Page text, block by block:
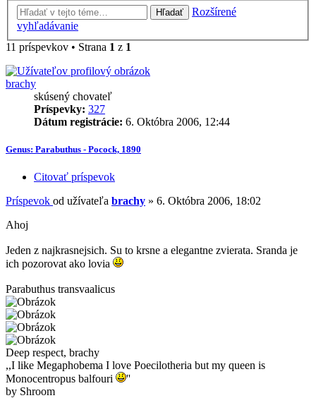
Hľadať
Rozšírené
vyhľadávanie
11 príspevkov • Strana 1 z 1
brachy
skúsený chovateľ
Príspevky: 327
Dátum registrácie: 6. Októbra 2006, 12:44
Genus: Parabuthus - Pocock, 1890
Citovať príspevok
Príspevok od užívateľa brachy » 6. Októbra 2006, 18:02
Ahoj
Jeden z najkrasnejsich. Su to krsne a elegantne zvierata. Sranda je
ich pozorovat ako lovia
Parabuthus transvaalicus
Deep respect, brachy
,,I like Megaphobema I love Poecilotheria but my queen is
Monocentropus balfouri
''
by Shroom